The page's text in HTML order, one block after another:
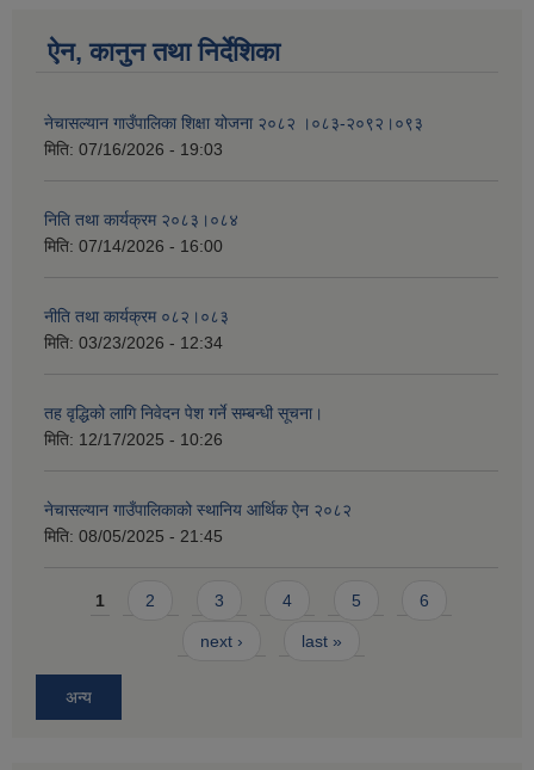
ऐन, कानुन तथा निर्देशिका
नेचासल्यान गाउँपालिका शिक्षा योजना २०८२ ।०८३-२०९२।०९३
मिति: 07/16/2026 - 19:03
निति तथा कार्यक्रम २०८३।०८४
मिति: 07/14/2026 - 16:00
नीति तथा कार्यक्रम ०८२।०८३
मिति: 03/23/2026 - 12:34
तह वृद्धिको लागि निवेदन पेश गर्ने सम्बन्धी सूचना।
मिति: 12/17/2025 - 10:26
नेचासल्यान गाउँपालिकाको स्थानिय आर्थिक ऐन २०८२
मिति: 08/05/2025 - 21:45
Pages
1 2 3 4 5 6
next › last »
अन्य